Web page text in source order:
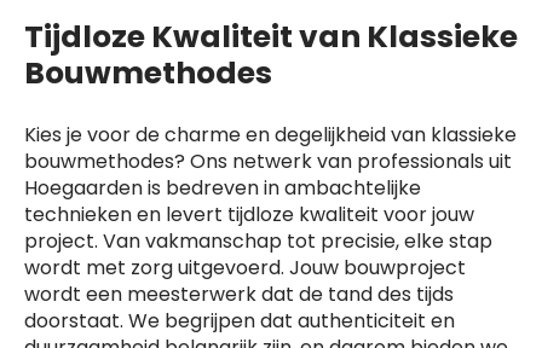
Tijdloze Kwaliteit van Klassieke
Bouwmethodes
Kies je voor de charme en degelijkheid van klassieke
bouwmethodes? Ons netwerk van professionals uit
Hoegaarden is bedreven in ambachtelijke
technieken en levert tijdloze kwaliteit voor jouw
project. Van vakmanschap tot precisie, elke stap
wordt met zorg uitgevoerd. Jouw bouwproject
wordt een meesterwerk dat de tand des tijds
doorstaat. We begrijpen dat authenticiteit en